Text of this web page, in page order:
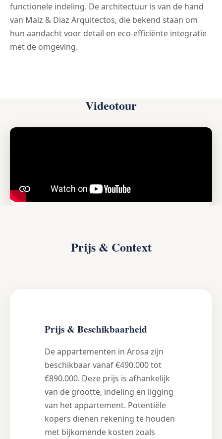
functionele indeling. De architectuur is van de hand
van Maiz & Diaz Arquitectos, die bekend staan om
hun aandacht voor detail en eco-efficiënte integratie
met de omgeving.
Videotour
Prijs & Context
Prijs & Beschikbaarheid
De appartementen in Arosa zijn
beschikbaar vanaf €490.000 tot
€890.000. Deze prijs is afhankelijk
van de grootte, indeling en ligging
van het appartement. Potentiële
kopers dienen rekening te houden
met bijkomende kosten zoals